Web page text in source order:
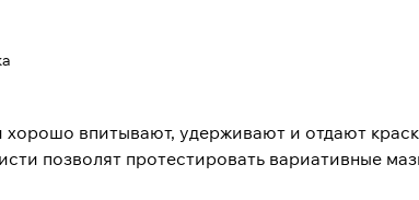
впитывают, удерживают и отдают
позволят протестировать вариативные